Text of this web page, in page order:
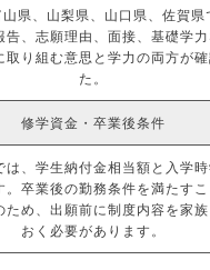
県、山梨県、山口県、佐賀県
告、志願理由、面接、基礎学
取り組む意思と学力の両方が
た。
修学資金・卒業後条件
は、学生納付金相当額と入学
。卒業後の勤務条件を満たす
ため、出願前に制度内容を家
おく必要があります。